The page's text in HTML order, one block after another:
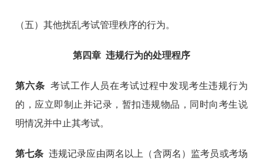
（五）其他扰乱考试管理秩序的行为。
第四章 违规行为的处理程序
第六条考试工作人员在考试过程中发现考生违规行为
的，应立即制止并记录，暂扣违规物品，同时向考生说
明情况并中止其考试。
第七条 违规记录应由两名以上（含两名）监考员或考场